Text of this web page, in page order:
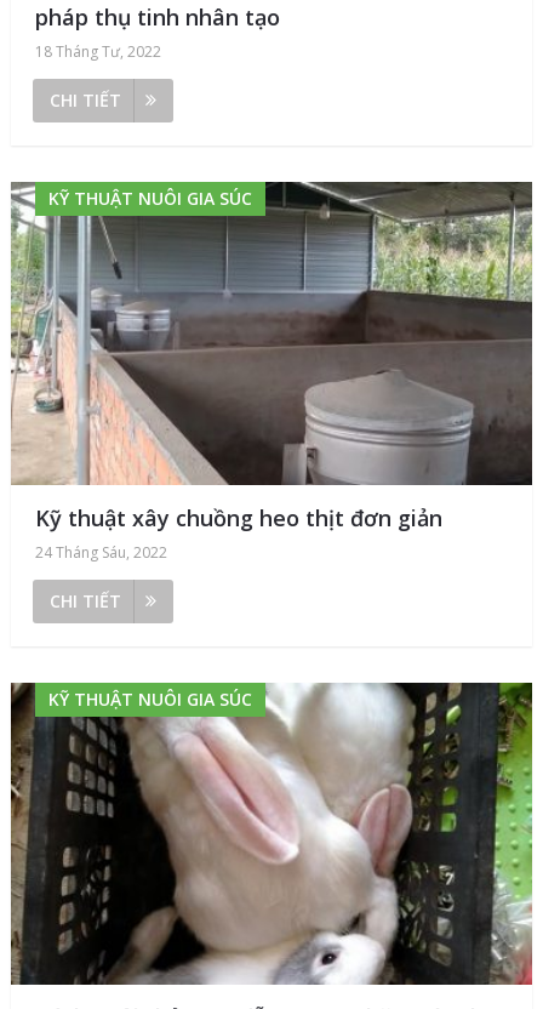
pháp thụ tinh nhân tạo
18 Tháng Tư, 2022
CHI TIẾT
KỸ THUẬT NUÔI GIA SÚC
Kỹ thuật xây chuồng heo thịt đơn giản
24 Tháng Sáu, 2022
CHI TIẾT
KỸ THUẬT NUÔI GIA SÚC